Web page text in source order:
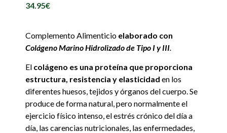
34.95€
Complemento Alimenticio elaborado con
Colágeno Marino Hidrolizado de Tipo I y III
El colágeno es una proteína que proporciona
estructura, resistencia y elasticidad en los
diferentes huesos, tejidos y órganos del cuerpo. Se
produce de forma natural, pero normalmente el
ejercicio físico intenso, el estrés crónico del día a
día, las carencias nutricionales, las enfermedades,